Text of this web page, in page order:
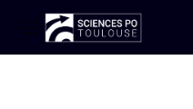
Panneau latéral